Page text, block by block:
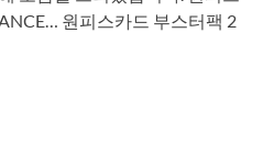
원피스카드 부스터팩 2